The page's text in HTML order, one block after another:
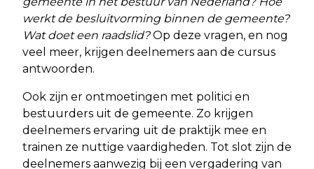
werkt de besluitvorming binnen de gemeente?
Wat doet een raadslid?Op deze vragen, en nog
veel meer, krijgen deelnemers aan de cursus
antwoorden.
Ook zijn er ontmoetingen met politici en
bestuurders uit de gemeente. Zo krijgen
deelnemers ervaring uit de praktijk mee en
trainen ze nuttige vaardigheden. Tot slot zijn de
deelnemers aanwezig bij een vergadering van